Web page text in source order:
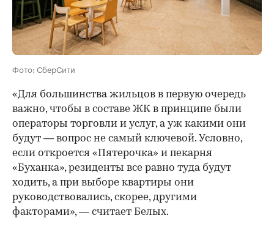
Фото: СберСити
«Для большинства жильцов в первую очередь
важно, чтобы в составе ЖК в принципе были
операторы торговли и услуг, а уж какими они
будут — вопрос не самый ключевой. Условно,
если откроется «Пятерочка» и пекарня
«Буханка», резиденты все равно туда будут
ходить, а при выборе квартиры они
руководствовались, скорее, другими
факторами», — считает Белых.